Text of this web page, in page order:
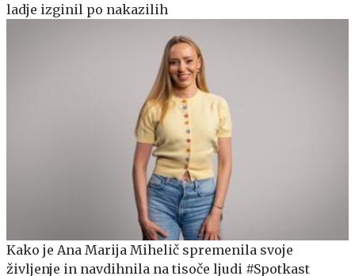
ladje izginil po nakazilih
Kako je Ana Marija Mihelič spremenila svoje
življenje in navdihnila na tisoče ljudi #Spotkast